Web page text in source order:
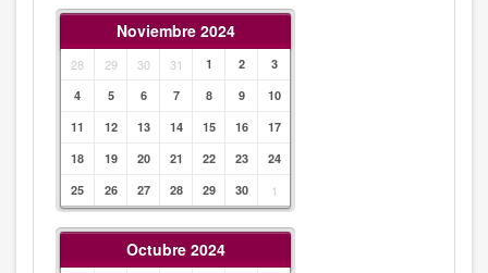
Noviembre 2024
28 29 30 31 1 2
3
4
5 6 7 8 9
10
11
12 13 14 15 16
17
18
19 20 21 22 23
24
25
26 27 28 29 30 1
Octubre 2024